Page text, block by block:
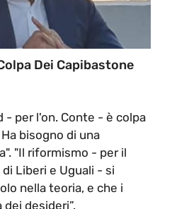
Dei Capibastone
- per l'on. Conte - è colpa
bisogno di una
"Il riformismo - per il
Liberi e Uguali - si
nella teoria, e che i
desideri”.